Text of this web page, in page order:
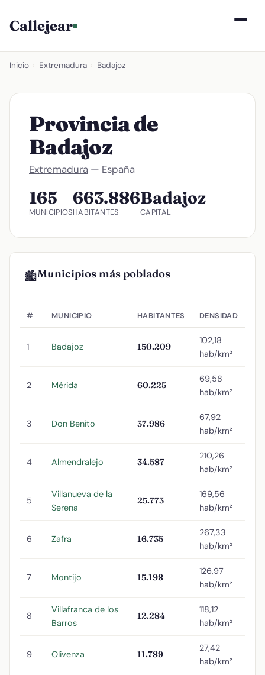
Callejear
Inicio Extremadura Badajoz
Provincia de
Badajoz
Extremadura — España
165
MUNICIPIOS
663.886
HABITANTES
Badajoz
CAPITAL
🏙️Municipios más poblados
# MUNICIPIO HABITANTES DENSIDAD
1 Badajoz 150.209
102,18
hab/km²
2 Mérida 60.225
69,58
hab/km²
3 Don Benito 37.986
67,92
hab/km²
4 Almendralejo 34.587
210,26
hab/km²
5
Villanueva de la
Serena
25.773
169,56
hab/km²
6 Zafra 16.735
267,33
hab/km²
7 Montijo 15.198
126,97
hab/km²
8
Villafranca de los
Barros
12.284
118,12
hab/km²
9 Olivenza 11.789
27,42
hab/km²